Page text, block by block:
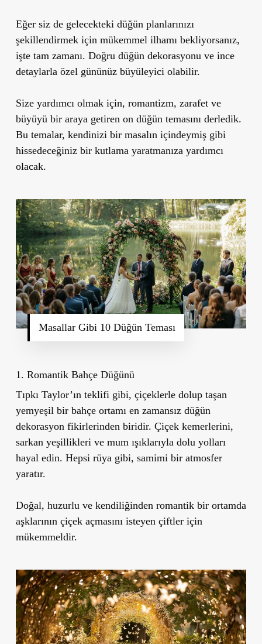
Eğer siz de gelecekteki düğün planlarınızı
şekillendirmek için mükemmel ilhamı bekliyorsanız,
işte tam zamanı. Doğru düğün dekorasyonu ve ince
detaylarla özel gününüz büyüleyici olabilir.
Size yardımcı olmak için, romantizm, zarafet ve
büyüyü bir araya getiren on düğün temasını derledik.
Bu temalar, kendinizi bir masalın içindeymiş gibi
hissedeceğiniz bir kutlama yaratmanıza yardımcı
olacak.
Masallar Gibi 10 Düğün Teması
1. Romantik Bahçe Düğünü
Tıpkı Taylor’ın teklifi gibi, çiçeklerle dolup taşan
yemyeşil bir bahçe ortamı en zamansız düğün
dekorasyon fikirlerinden biridir. Çiçek kemerlerini,
sarkan yeşillikleri ve mum ışıklarıyla dolu yolları
hayal edin. Hepsi rüya gibi, samimi bir atmosfer
yaratır.
Doğal, huzurlu ve kendiliğinden romantik bir ortamda
aşklarının çiçek açmasını isteyen çiftler için
mükemmeldir.